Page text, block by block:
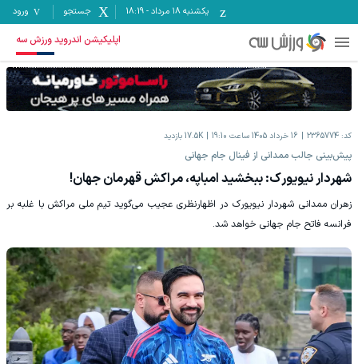
یکشنبه ۱۸ مرداد -
18:19 جستجو ورود
اپلیکیشن اندروید ورزش سه
کد: 2365774 16 خرداد 1405 ساعت 19:10 17.5K بازدید
‫پیش‌بینی جالب ممدانی از فینال جام جهانی
شهردار نیویورک: ببخشید امباپه، مراکش قهرمان جهان!
‫زهران ممدانی شهردار نیویورک در اظهارنظری عجیب می‌گوید تیم ملی مراکش با غلبه بر
فرانسه فاتح جام جهانی خواهد شد.